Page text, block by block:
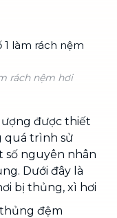
rách nệm hơi
được thiết
quá trình sử
số nguyên nhân
Dưới đây là
bị thủng, xì hơi
đệm